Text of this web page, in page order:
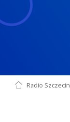
Radio Szczecin